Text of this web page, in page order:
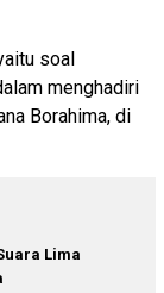
soal
menghadiri
Borahima, di
Lima